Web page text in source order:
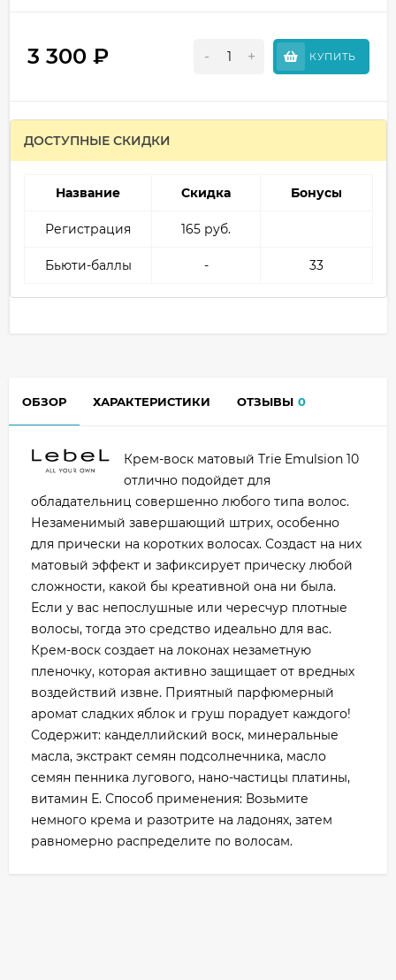
3 300 ₽ - + КУПИТЬ
ДОСТУПНЫЕ СКИДКИ
Название Скидка Бонусы
Регистрация 165 руб.
Бьюти-баллы - 33
ОБЗОР ХАРАКТЕРИСТИКИ ОТЗЫВЫ 0
Крем-воск матовый Trie Emulsion 10
отлично подойдет для
обладательниц совершенно любого типа волос.
Незаменимый завершающий штрих, особенно
для прически на коротких волосах. Создаст на них
матовый эффект и зафиксирует прическу любой
сложности, какой бы креативной она ни была.
Если у вас непослушные или чересчур плотные
волосы, тогда это средство идеально для вас.
Крем-воск создает на локонах незаметную
пленочку, которая активно защищает от вредных
воздействий извне. Приятный парфюмерный
аромат сладких яблок и груш порадует каждого!
Содержит: канделлийский воск, минеральные
масла, экстракт семян подсолнечника, масло
семян пенника лугового, нано-частицы платины,
витамин Е. Способ применения: Возьмите
немного крема и разотрите на ладонях, затем
равномерно распределите по волосам.